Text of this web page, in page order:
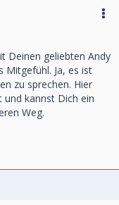
Deinen geliebten Andy
Mitgefühl. Ja, es ist
zu sprechen. Hier
und kannst Dich ein
Weg.